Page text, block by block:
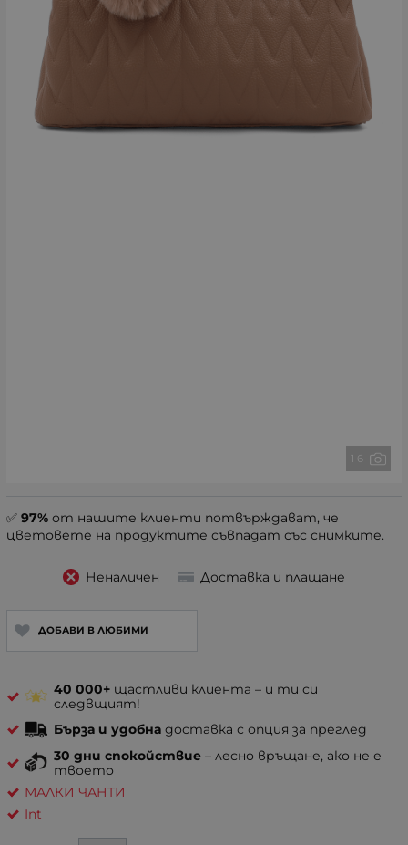
1 6
✅ 97% от нашите клиенти потвърждават, че
цветовете на продуктите съвпадат със снимките.
Неналичен Доставка и плащане
ДОБАВИ В ЛЮБИМИ
40 000+ щастливи клиента – и ти си
следвщият!
Бърза и удобна доставка с опция за преглед
30 дни спокойствие – лесно връщане, ако не е
твоето
МАЛКИ ЧАНТИ
Int